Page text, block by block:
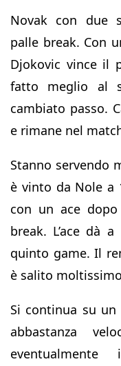
Novak con due
palle break. Con
Djokovic vince il
fatto meglio al
cambiato passo.
e rimane nel
Stanno servendo
è vinto da Nole a
con un ace dopo
break. L’ace dà
quinto game. Il
è salito
Si continua su
abbastanza